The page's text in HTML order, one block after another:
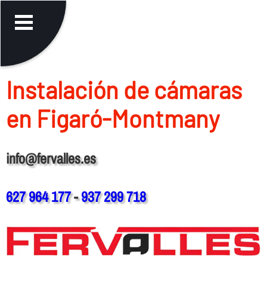
Instalación de cámaras
en Figaró-Montmany
info@fervalles.es
627 964 177-937 299 718